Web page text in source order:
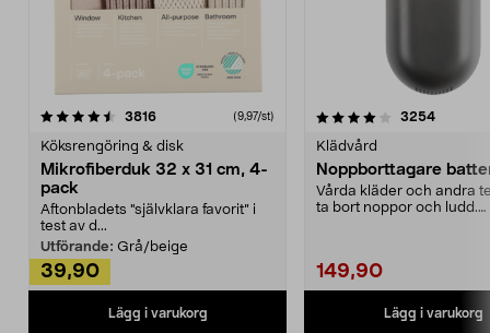
3816recensioner (9,97/st)
Köksrengöring & disk
Mikrofiberduk 32 x 31 cm, 4-
pack
Aftonbladets "självklara favorit” i
test av d...
Utförande: Grå/beige
39,90
Lägg i varukorg
4.0av 5 stjärnor 3254
Klädvård
Noppborttagare
Vårda kläder och andra
ta bort noppor och ludd.
149,90
Lägg i varukorg
4.5av 5 stjärnor